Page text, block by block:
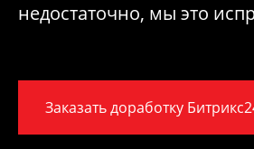
недостаточно, мы это
Заказать доработку